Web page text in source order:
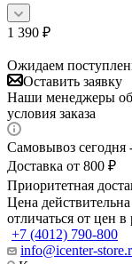
1 390 ₽
Ожидаем
Оставить заявку
Наши менеджеры
условия заказа
Самовывоз сегодня
Доставка от 800 ₽
Приоритетная
Цена
отличаться от цен
+7 (4012) 790-800
info@icenter-